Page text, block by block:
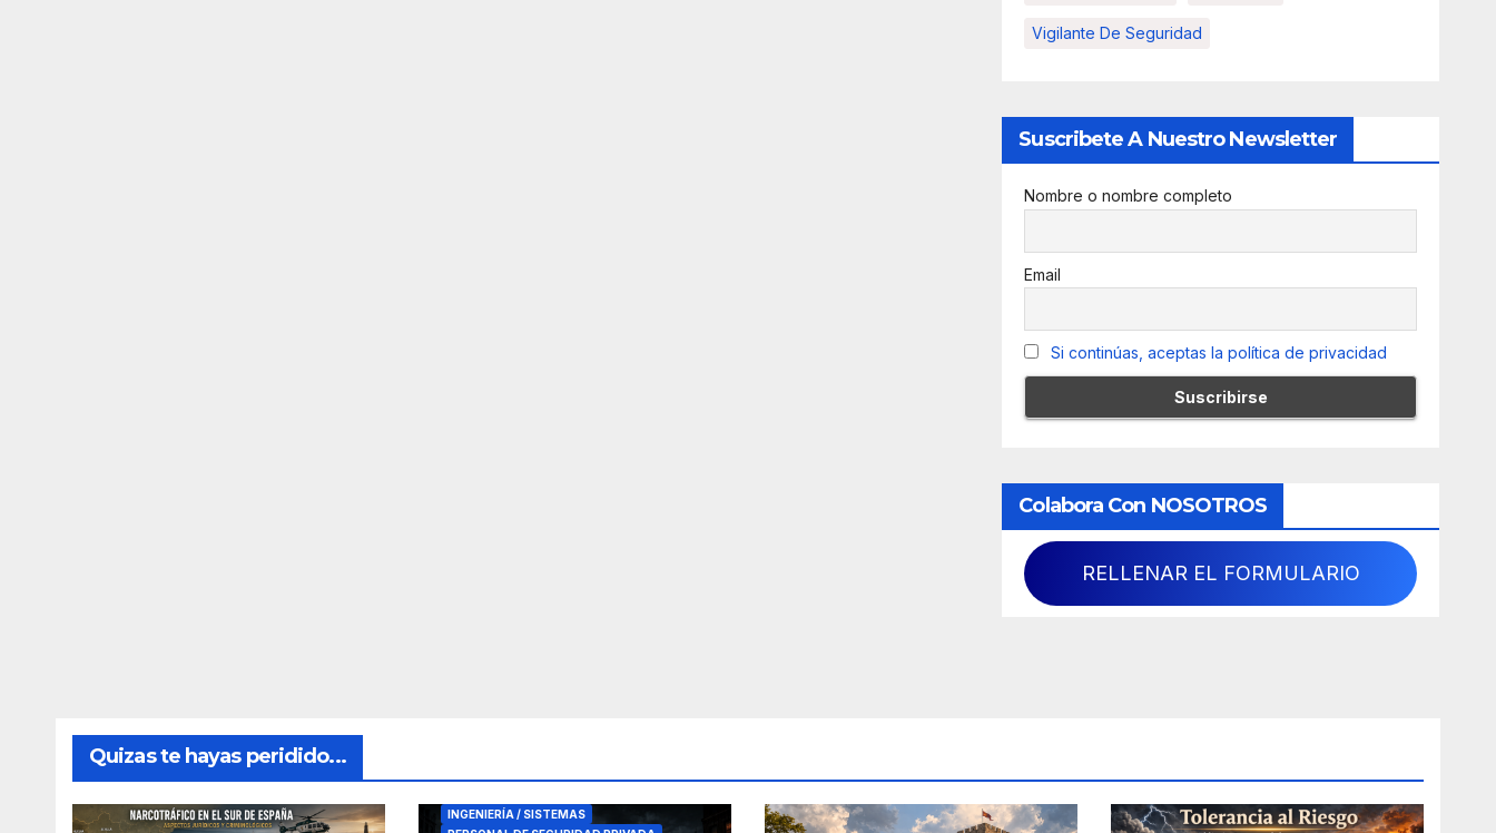
Vigilante De Seguridad
Suscribete A Nuestro Newsletter
Nombre o nombre completo
Email
Si continúas, aceptas la política de privacidad
Colabora Con NOSOTROS
RELLENAR EL FORMULARIO
Quizas te hayas peridido...
INGENIERÍA / SISTEMAS